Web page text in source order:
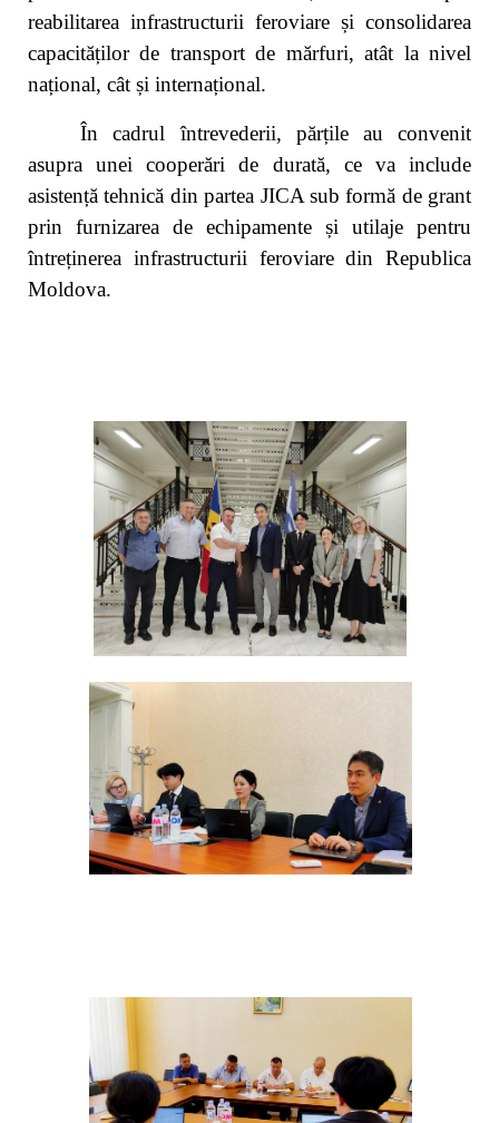
reabilitarea infrastructurii feroviare și consolidarea
capacităților de transport de mărfuri, atât la nivel
național, cât și internațional.
În cadrul întrevederii, părțile au convenit
asupra unei cooperări de durată, ce va include
asistență tehnică din partea JICA sub formă de grant
prin furnizarea de echipamente și utilaje pentru
întreținerea infrastructurii feroviare din Republica
Moldova.